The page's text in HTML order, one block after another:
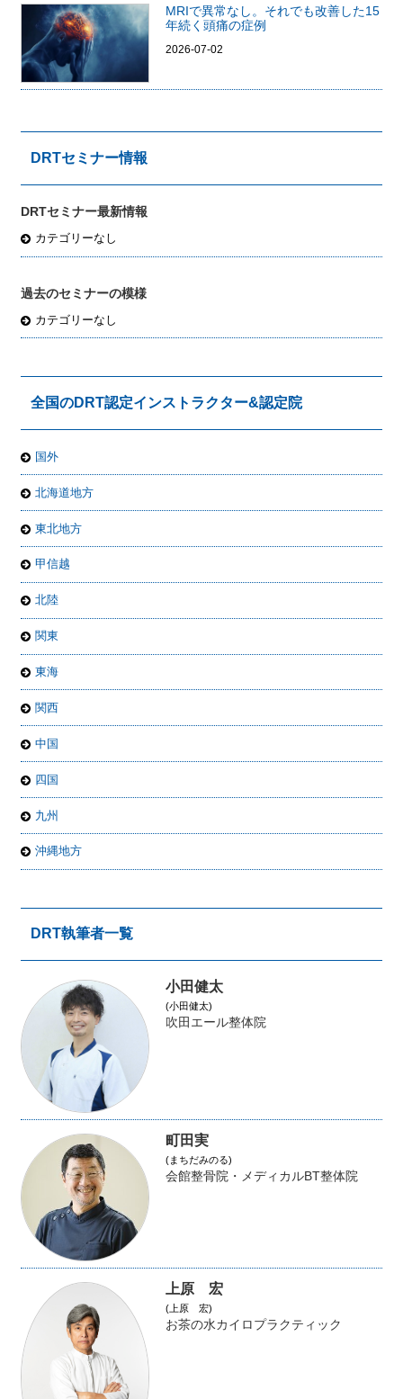
MRIで異常なし。それでも改善した15
年続く頭痛の症例
2026-07-02
DRTセミナー情報
DRTセミナー最新情報
カテゴリーなし
過去のセミナーの模様
カテゴリーなし
全国のDRT認定インストラクター&認定院
国外
北海道地方
東北地方
甲信越
北陸
関東
東海
関西
中国
四国
九州
沖縄地方
DRT執筆者一覧
小田健太
(小田健太)
吹田エール整体院
町田実
(まちだみのる)
会館整骨院・メディカルBT整体院
上原 宏
(上原 宏)
お茶の水カイロプラクティック